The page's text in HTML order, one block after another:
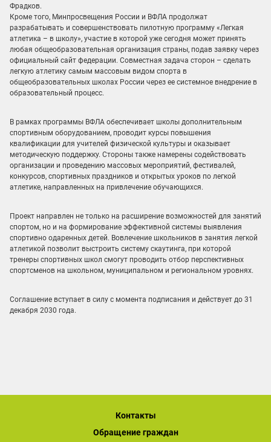
Фрадков.
Кроме того, Минпросвещения России и ВФЛА продолжат
разрабатывать и совершенствовать пилотную программу «Легкая
атлетика – в школу», участие в которой уже сегодня может принять
любая общеобразовательная организация страны, подав заявку через
официальный сайт федерации. Совместная задача сторон – сделать
легкую атлетику самым массовым видом спорта в
общеобразовательных школах России через ее системное внедрение в
образовательный процесс.
В рамках программы ВФЛА обеспечивает школы дополнительным
спортивным оборудованием, проводит курсы повышения
квалификации для учителей физической культуры и оказывает
методическую поддержку. Стороны также намерены содействовать
организации и проведению массовых мероприятий, фестивалей,
конкурсов, спортивных праздников и открытых уроков по легкой
атлетике, направленных на привлечение обучающихся.
Проект направлен не только на расширение возможностей для занятий
спортом, но и на формирование эффективной системы выявления
спортивно одаренных детей. Вовлечение школьников в занятия легкой
атлетикой позволит выстроить систему скаутинга, при которой
тренеры спортивных школ смогут проводить отбор перспективных
спортсменов на школьном, муниципальном и региональном уровнях.
Соглашение вступает в силу с момента подписания и действует до 31
декабря 2030 года.
Контакты
Обращение граждан